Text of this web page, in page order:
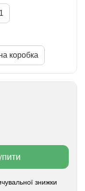
коробка
знижки